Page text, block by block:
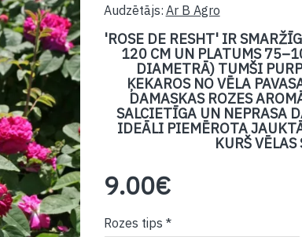
'ROSE DE RESHT' IR
120 CM UN PLATUMS
DIAMETRĀ) TUMŠI
ĶEKAROS NO VĒLA
DAMASKAS ROZES
SALCIETĪGA UN NEPRASA
IDEĀLI PIEMĒROTA
KURŠ
Audzētājs: Ar B Agro
9.00€
Rozes tips